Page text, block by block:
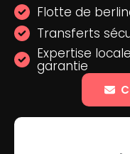
Flotte de
Transferts
Expertise
garantie